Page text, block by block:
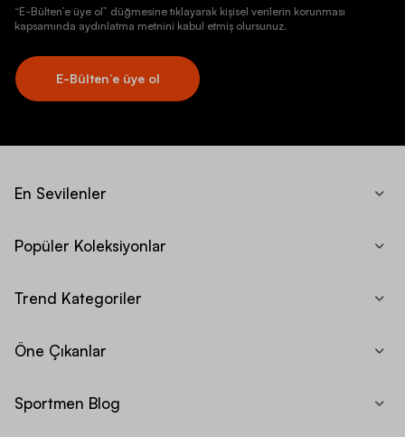
“E-Bülten’e üye ol” düğmesine tıklayarak kişisel verilerin korunması
kapsamında aydınlatma metnini kabul etmiş olursunuz.
E-Bülten’e üye ol
En Sevilenler
Popüler Koleksiyonlar
Trend Kategoriler
Öne Çıkanlar
Sportmen Blog